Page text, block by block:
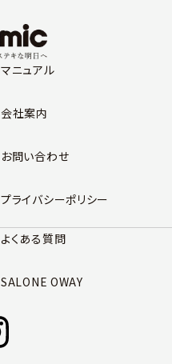
マニュアル
会社案内
お問い合わせ
プライバシーポリシー
よくある質問
SALONE OWAY